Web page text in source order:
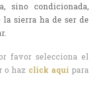
sino condicionada,
la sierra ha de ser de
favor selecciona el
o haz click aquí para